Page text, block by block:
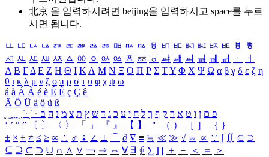
北京 을 입력하시려면 beijing을 입력하시고 space를 누르
시면 됩니다.
ㅥ ㅦ ㅧ ㅨ ㅩ ㅪ ㅫ ㅬ ㅭ ㅮ ㅯ ㅰ ㅱ ㅲ ㅳ ㅴ ㅵ ㅶ ㅷ ㅸ
ㅹ
ㅺ ㅻ ㅼ ㅽ ㅾ ㅿ ㆀ ㆁ ㆂ ㆃ ㆄ ㆅ ㆆ ㆇ ㆈ ㆉ ㆊ ㆋ ㆌ ㆍ
ㆎ
Α Β ΓΔ Ε Ζ Η Θ Ι ΚΛ Μ Ν Ξ Ο Π Ρ Σ ΤΥ Φ Χ Ψ Ω α β γ δ ε ζ η
θ ι κ λ μ ν ξ ο π ρ σ τ υ φ χ ψ ω
á à Á À é è É È ç Ç ê
Ä Ö Ü ä ö ü ß
ִֶֹ ֻּ ׁׂ פ ם ן ו ט א ר ק ף ך ל ח י ע כ ג ד ש ץ ת צ מ נ ה ב
‘ ’ “ ” 〔 〕 〈 〉 「 」 『 』 【 】 ＂ （ ） ［ ］ ｛ ｝
± × ÷ ≠ ≤ ≥ ∞ ∴ ♂ ♀ ∠ ⊥ ⌒ ∂ ∇ ≡ ≒ ≪ ≫ √ ∽ ∝ ∵ ∫ ∬ ∈ ∋
⊆ ⊇ ⊂ ⊃ ∪ ∩ ∧ ∨ ￢ ⇒ ⇔ ∀ ∃ ∮ ∑ ∏ ＋ － ＜ ＝
＞